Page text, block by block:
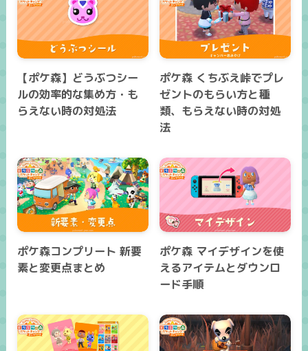
【ポケ森】どうぶつシー
ルの効率的な集め方・も
らえない時の対処法
ポケ森 くちぶえ峠でプレ
ゼントのもらい方と種
類、もらえない時の対処
法
ポケ森コンプリート 新要
素と変更点まとめ
ポケ森 マイデザインを使
えるアイテムとダウンロ
ード手順